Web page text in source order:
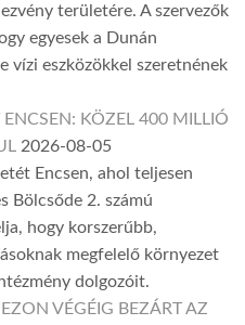
területére. A szervezők
egyesek a Dunán
vízi eszközökkel szeretnének
KÖZEL 400 MILLIÓ
2026-08-05
Encsen, ahol teljesen
Bölcsőde 2. számú
hogy korszerűbb,
megfelelő környezet
dolgozóit.
VÉGÉIG BEZÁRT AZ